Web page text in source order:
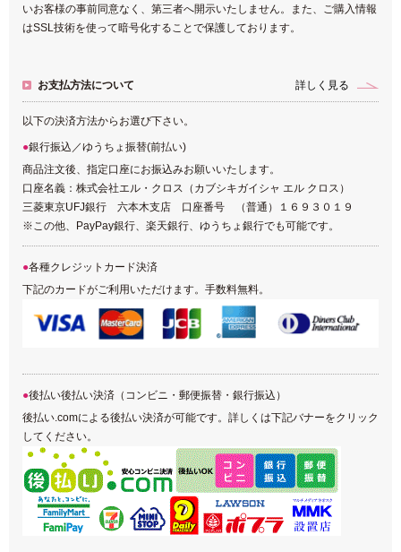
いお客様の事前同意なく、第三者へ開示いたしません。また、ご購入情報
はSSL技術を使って暗号化することで保護しております。
お支払方法について 詳しく見る
以下の決済方法からお選び下さい。
銀行振込／ゆうちょ振替(前払い)
商品注文後、指定口座にお振込みお願いいたします。
口座名義：株式会社エル・クロス（カブシキガイシャ エル クロス）
三菱東京UFJ銀行 六本木支店 口座番号 （普通）１６９３０１９
※この他、PayPay銀行、楽天銀行、ゆうちょ銀行でも可能です。
各種クレジットカード決済
下記のカードがご利用いただけます。手数料無料。
後払い後払い決済（コンビニ・郵便振替・銀行振込）
後払い.comによる後払い決済が可能です。詳しくは下記バナーをクリック
してください。